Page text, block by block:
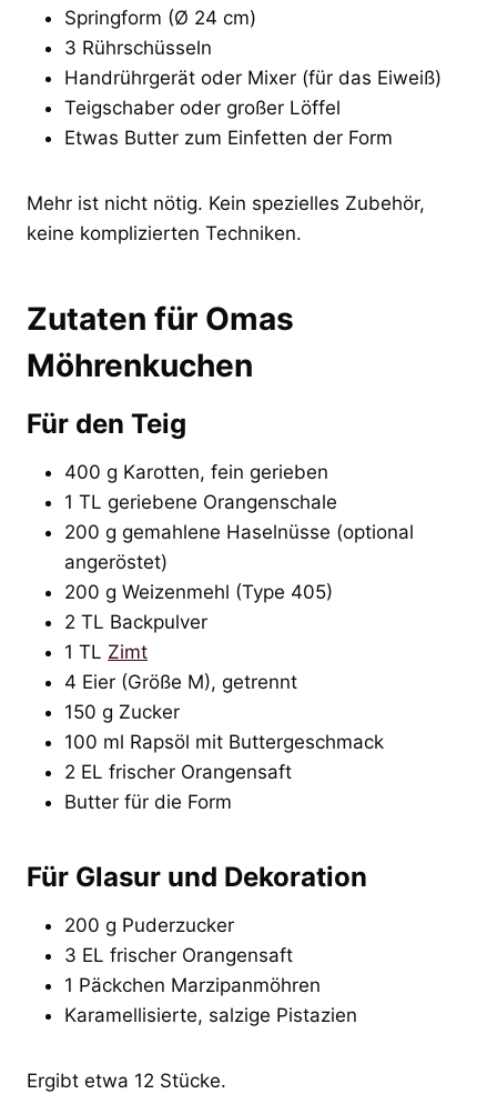
Springform (Ø 24 cm)
3 Rührschüsseln
Handrührgerät oder Mixer (für das Eiweiß)
Teigschaber oder großer Löffel
Etwas Butter zum Einfetten der Form
Mehr ist nicht nötig. Kein spezielles Zubehör,
keine komplizierten Techniken.
Zutaten für Omas
Möhrenkuchen
Für den Teig
400 g Karotten, fein gerieben
1 TL geriebene Orangenschale
200 g gemahlene Haselnüsse (optional
angeröstet)
200 g Weizenmehl (Type 405)
2 TL Backpulver
1 TL Zimt
4 Eier (Größe M), getrennt
150 g Zucker
100 ml Rapsöl mit Buttergeschmack
2 EL frischer Orangensaft
Butter für die Form
Für Glasur und Dekoration
200 g Puderzucker
3 EL frischer Orangensaft
1 Päckchen Marzipanmöhren
Karamellisierte, salzige Pistazien
Ergibt etwa 12 Stücke.